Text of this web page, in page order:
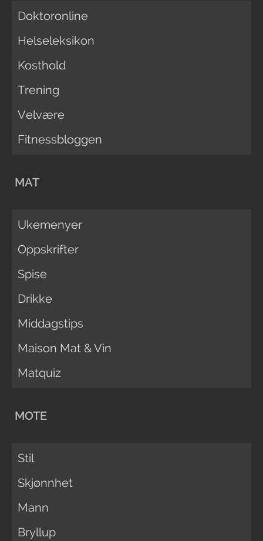
Doktoronline
Helseleksikon
Kosthold
Trening
Velvære
Fitnessbloggen
MAT
Ukemenyer
Oppskrifter
Spise
Drikke
Middagstips
Maison Mat & Vin
Matquiz
MOTE
Stil
Skjønnhet
Mann
Bryllup